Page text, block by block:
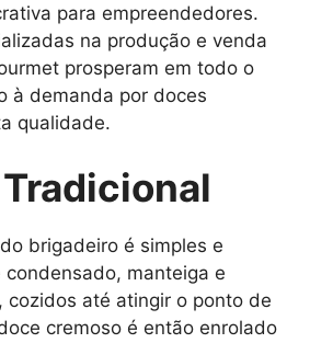
para empreendedores.
na produção e venda
prosperam em todo o
à demanda por doces
qualidade.
brigadeiro é simples e
manteiga e
cozidos até atingir o ponto de
cremoso é então enrolado